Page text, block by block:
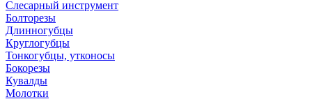
Слесарный инструмент
Болторезы
Длинногубцы
Круглогубцы
Тонкогубцы, утконосы
Бокорезы
Кувалды
Молотки